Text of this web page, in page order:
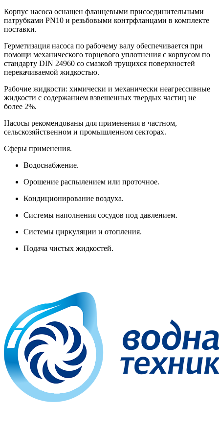
Корпус насоса оснащен фланцевыми присоединительными
патрубками PN10 и резьбовыми контрфланцами в комплекте
поставки.
Герметизация насоса по рабочему валу обеспечивается при
помощи механического торцевого уплотнения с корпусом по
стандарту DIN 24960 со смазкой трущихся поверхностей
перекачиваемой жидкостью.
Рабочие жидкости: химически и механически неагрессивные
жидкости с содержанием взвешенных твердых частиц не
более 2%.
Насосы рекомендованы для применения в частном,
сельскозяйственном и промышленном секторах.
Сферы применения.
Водоснабжение.
Орошение распылением или проточное.
Кондиционирование воздуха.
Системы наполнения сосудов под давлением.
Системы циркуляции и отопления.
Подача чистых жидкостей.